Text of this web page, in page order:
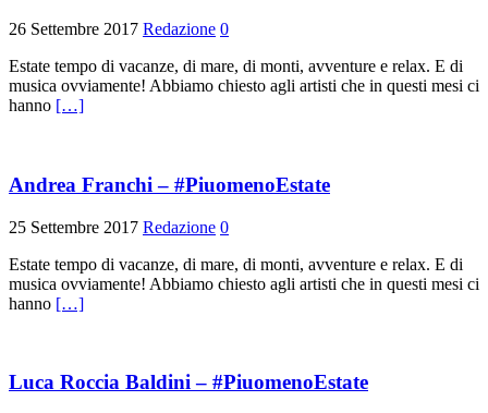
26 Settembre 2017 Redazione 0
Estate tempo di vacanze, di mare, di monti, avventure e relax. E di
musica ovviamente! Abbiamo chiesto agli artisti che in questi mesi ci
hanno […]
Andrea Franchi – #PiuomenoEstate
25 Settembre 2017 Redazione 0
Estate tempo di vacanze, di mare, di monti, avventure e relax. E di
musica ovviamente! Abbiamo chiesto agli artisti che in questi mesi ci
hanno […]
Luca Roccia Baldini – #PiuomenoEstate